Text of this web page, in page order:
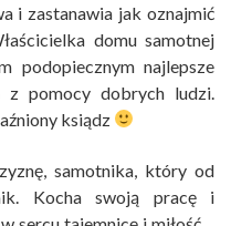
i zastanawia jak oznajmić
domu samotnej
podopiecznym najlepsze
pomocy dobrych ludzi.
ksiądz
samotnika, który od
Kocha swoją pracę i